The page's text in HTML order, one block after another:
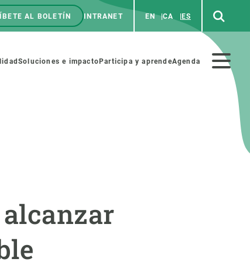
AL BOLETÍN INTRANET EN CA ES
Soluciones e impacto Participa y aprendeAgenda
Humanos
académicas
PF